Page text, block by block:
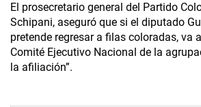
El prosecretario general del Partido
Schipani, aseguró que si el diputado
pretende regresar a filas coloradas, va
Comité Ejecutivo Nacional de la
la afiliación”.